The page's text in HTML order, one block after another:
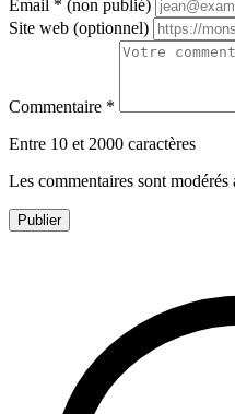
Email * (non publié)
Site web (optionnel)
Commentaire *
Entre 10 et 2000 caractères
Les commentaires sont
Publier